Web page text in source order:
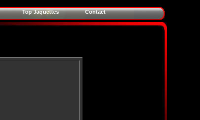
Top Jaquettes Contact